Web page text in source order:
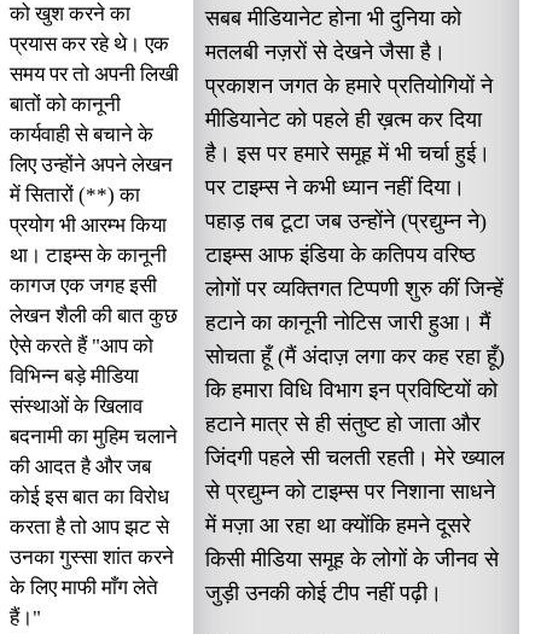
सबब मीडियानेट होना भी दुनिया को
मतलबी नज़रों से देखने जैसा है।
प्रकाशन जगत के हमारे प्रतियोगियों ने
मीडियानेट को पहले ही ख़त्म कर दिया
है। इस पर हमारे समूह में भी चर्चा हुई।
पर टाइम्स ने कभी ध्यान नहीं दिया।
पहाड़ तब टूटा जब उन्होंने (प्रद्युम्न ने)
टाइम्स आफ इंडिया के कतिपय वरिष्ठ
लोगों पर व्यक्तिगत टिप्पणी शुरु कीं जिन्हें
हटाने का कानूनी नोटिस जारी हुआ। मैं
सोचता हूँ (मैं अंदाज़ लगा कर कह रहा हूँ)
कि हमारा विधि विभाग इन प्रविष्टियों को
हटाने मात्र से ही संतुष्ट हो जाता और
जिंदगी पहले सी चलती रहती। मेरे ख्याल
से प्रद्युम्न को टाइम्स पर निशाना साधने
में मज़ा आ रहा था क्योंकि हमने दूसरे
किसी मीडिया समूह के लोगों के जीनव से
जुड़ी उनकी कोई टीप नहीं पढ़ी।
को खुश करने का
प्रयास कर रहे थे। एक
समय पर तो अपनी लिखी
बातों को कानूनी
कार्यवाही से बचाने के
लिए उन्होंने अपने लेखन
में सितारों (**) का
प्रयोग भी आरम्भ किया
था। टाइम्स के कानूनी
कागज एक जगह इसी
लेखन शैली की बात कुछ
ऐसे करते हैं "आप को
विभिन्न बड़े मीडिया
संस्थाओं के खिलाव
बदनामी का मुहिम चलाने
की आदत है और जब
कोई इस बात का विरोध
करता है तो आप झट से
उनका गुस्सा शांत करने
के लिए माफी माँग लेते
हैं।"